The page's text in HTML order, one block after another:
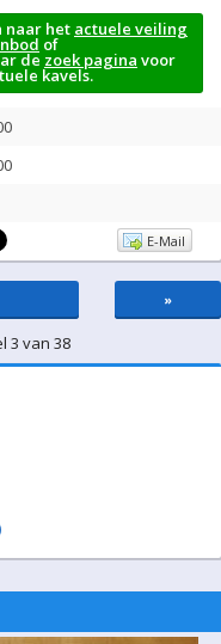
naar het actuele veiling
of
de zoek pagina voor
kavels.
E-Mail
»
3 van 38